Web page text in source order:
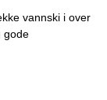
vannski i over
gode